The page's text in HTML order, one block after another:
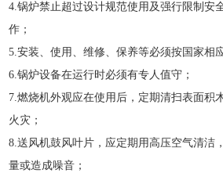
4.锅炉禁止超过设计规范使用及强行限制安
作；
5.安装、使用、维修、保养等必须按国家相
6.锅炉设备在运行时必须有专人值守；
7.燃烧机外观应在使用后，定期清扫表面积
火灾；
8.送风机鼓风叶片，应定期用高压空气清洁
量或造成噪音；